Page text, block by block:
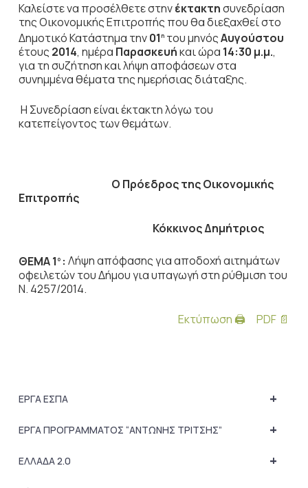
Καλείστε να προσέλθετε στηνέκτακτησυνεδρίαση
της Οικονομικής Επιτροπής που θα διεξαχθεί στο
Δημοτικό Κατάστημα την01 ητου μηνόςΑυγούστου
έτους 2014, ημέρα Παρασκευήκαι ώρα 14:30 μ.μ.,
για τη συζήτησηκαι λήψη αποφάσεων στα
συνημμένα θέματα της ημερήσιας διάταξης.
Η Συνεδρίαση είναι έκτακτη λόγω του
κατεπείγοντος των θεμάτων.
Ο Πρόεδροςτης Οικονομικής
Επιτροπής
Κόκκινος Δημήτριος
ΘΕΜΑ 1 ο : Λήψη απόφασης για αποδοχή αιτημάτων
οφειλετών του Δήμου για υπαγωγή στη ρύθμιση του
Ν. 4257/2014.
Εκτύπωση 🖨
PDF 📄
+
ΕΡΓΑ ΕΣΠΑ
+
ΕΡΓΑ ΠΡΟΓΡΑΜΜΑΤΟΣ “ΑΝΤΩΝΗΣ ΤΡΙΤΣΗΣ”
+
ΕΛΛΑΔΑ 2.0